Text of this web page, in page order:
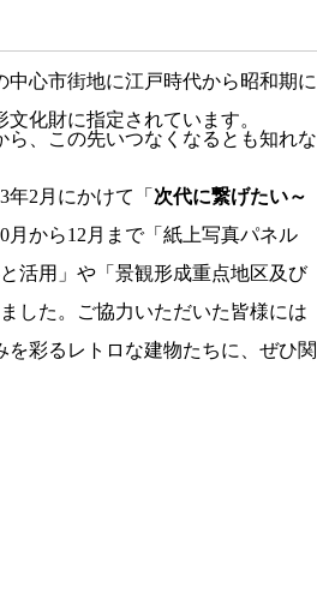
心市街地に江戸時代から昭和期に
化財に指定されています。
、この先いつなくなるとも知れな
2月にかけて「 次代に繋げたい～
から12月まで「紙上写真パネル
活用」や「景観形成重点地区及び
した。ご協力いただいた皆様には
彩るレトロな建物たちに、ぜひ関